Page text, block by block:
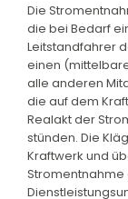
Die
die bei Bedarf
Leitstandfahrer
einen
alle anderen
die auf dem
Realakt der
stünden. Die
Kraftwerk und
Stromentnahme